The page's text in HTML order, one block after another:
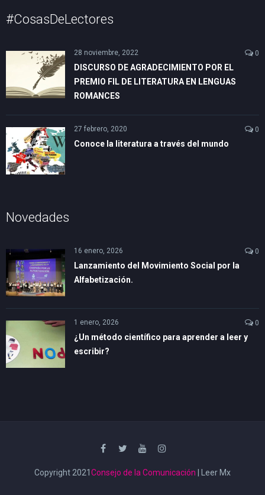
#CosasDeLectores
28 noviembre, 2022 0
DISCURSO DE AGRADECIMIENTO POR EL
PREMIO FIL DE LITERATURA EN LENGUAS
ROMANCES
27 febrero, 2020 0
Conoce la literatura a través del mundo
Novedades
16 enero, 2026 0
Lanzamiento del Movimiento Social por la
Alfabetización.
1 enero, 2026 0
¿Un método científico para aprender a leer y
escribir?
Copyright 2021 Consejo de la Comunicación | Leer Mx